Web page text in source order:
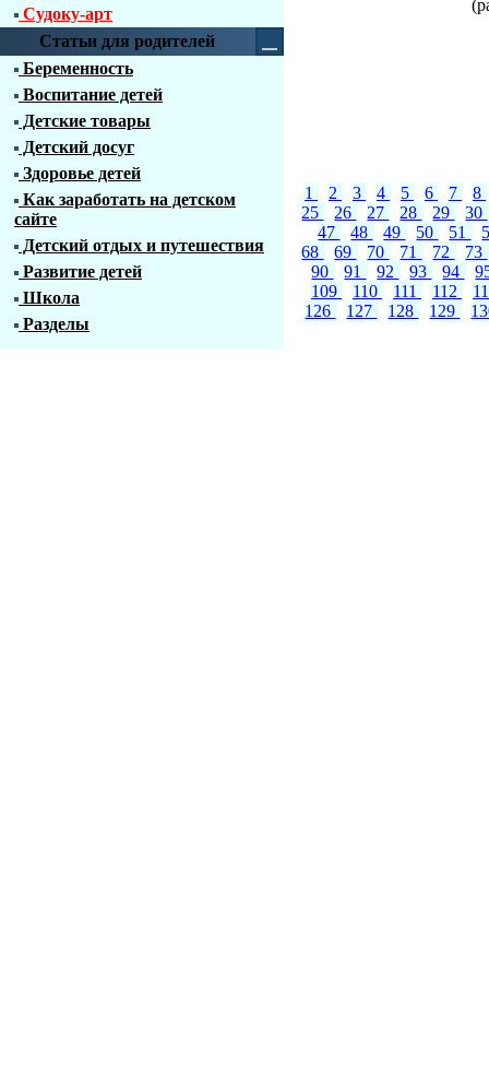
Судоку-арт
Статьи для родителей
Беременность
Воспитание детей
Детские товары
Детский досуг
Здоровье детей
Как заработать на детском
сайте
Детский отдых и путешествия
Развитие детей
Школа
Разделы
1 2 3 4 5 6 7
8
25
26 27 28 29
30
47
48 49 50 51
68
69 70 71 72
73
90
91 92 93 94
109
110 111 112
126
127 128 129